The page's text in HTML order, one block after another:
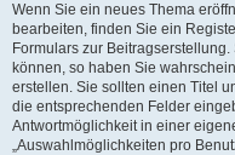
Wenn Sie ein neues Thema
bearbeiten, finden Sie ein
Formulars zur
können, so haben Sie
erstellen. Sie sollten einen Titel
die entsprechenden Felder
Antwortmöglichkeit in einer
„Auswahlmöglichkeiten pro